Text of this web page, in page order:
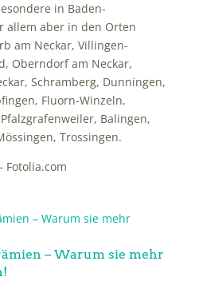
in Baden-
allem aber in den Orten
am Neckar, Villingen-
Oberndorf am Neckar,
Schramberg, Dunningen,
Fluorn-Winzeln,
Balingen,
Trossingen.
Fotolia.com
– Warum sie mehr